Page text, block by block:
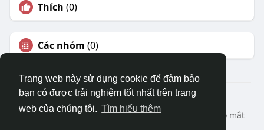
Trang web này sử dụng cookie để đảm bảo
bạn có được trải nghiệm tốt nhất trên trang
web của chúng tôi. Tìm hiểu thêm
Thích (0)
Các nhóm (0)
© 2026 DRVIET.COM
Nhà
Bao Quát Liên hệ chúng tôi
Chính sách bảo mật